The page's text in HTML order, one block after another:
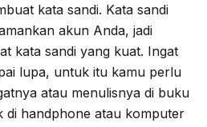
kata sandi. Kata sandi
akun Anda, jadi
kata sandi yang kuat. Ingat
lupa, untuk itu kamu perlu
atau menulisnya di buku
di handphone atau komputer